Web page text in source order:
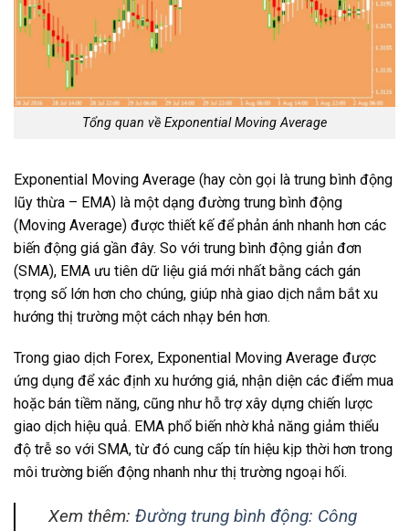
Tổng quan về Exponential Moving Average
Exponential Moving Average (hay còn gọi là trung bình động
lũy thừa – EMA) là một dạng đường trung bình động
(Moving Average) được thiết kế để phản ánh nhanh hơn các
biến động giá gần đây. So với trung bình động giản đơn
(SMA), EMA ưu tiên dữ liệu giá mới nhất bằng cách gán
trọng số lớn hơn cho chúng, giúp nhà giao dịch nắm bắt xu
hướng thị trường một cách nhạy bén hơn.
Trong giao dịch Forex, Exponential Moving Average được
ứng dụng để xác định xu hướng giá, nhận diện các điểm mua
hoặc bán tiềm năng, cũng như hỗ trợ xây dựng chiến lược
giao dịch hiệu quả. EMA phổ biến nhờ khả năng giảm thiểu
độ trễ so với SMA, từ đó cung cấp tín hiệu kịp thời hơn trong
môi trường biến động nhanh như thị trường ngoại hối.
Xem thêm: Đường trung bình động: Công